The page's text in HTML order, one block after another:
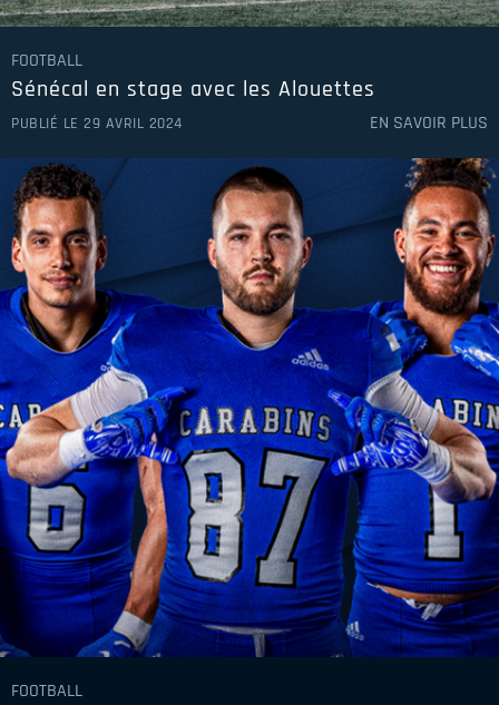
FOOTBALL
Sénécal en stage avec les Alouettes
PUBLIÉ LE 29 AVRIL 2024 EN SAVOIR PLUS
FOOTBALL